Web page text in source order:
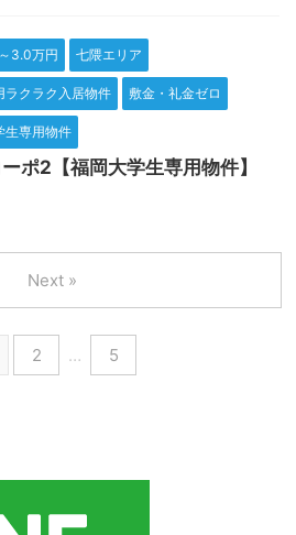
3.0万円 七隈エリア
ラクラク入居物件 敷金・礼金ゼロ
生専用物件
ポ2【福岡大学生専用物件】
2 … 5
Next »